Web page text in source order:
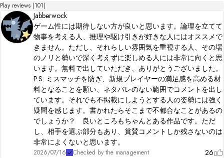
２つの世界が絶妙に干渉し合い、
もう片方の状況を考慮して進める必要があります。
ﾝﾌｯ...ﾝﾌｯ...ﾝﾌｯ...
ﾝｺﾞｯ...ﾝｺﾞｯ...ﾝｺﾞｯ...
いつもありがとうございます。
愛してます。
Play reviews (101)
Jabberwock
ゲーム性には期待しない方が良いと思います。論理を立てて
物事を考える人、推理や駆け引きが好きな人にはオススメで
きません。ただし、それらしい雰囲気を重視する人、その場
のノリと勢いで深く考えずに楽しめる人には非常に向くと思
います。無料で出していただき、ありがとうございました。
P.S. ミスマッチを防ぎ、新規プレイヤーの満足感を高める材
料となることを願い、ネタバレのない範囲でコメントを出し
ています。それでも不掲載にしようとする人の姿勢には強く
疑問を感じます。書かれたらそこまで不都合なことがあるの
でしょうか？ 良いところもちゃんとある作品です。ただ
し、相手を選ぶ部分もあり、賞賛コメントしか残さないのは
非常によくないと思います。
2026/07/16 Checked by the management
26